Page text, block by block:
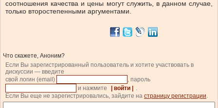
соотношения качества и цены могут служить, в данном случае,
только второстепенными аргументами.
Что скажете, Аноним?
Если Вы зарегистрированный пользователь и хотите участвовать в
дискуссии — введите
свой логин (email)
, пароль
и нажмите
| войти |
.
Если Вы еще не зарегистрировались, зайдите на страницу регистрации.